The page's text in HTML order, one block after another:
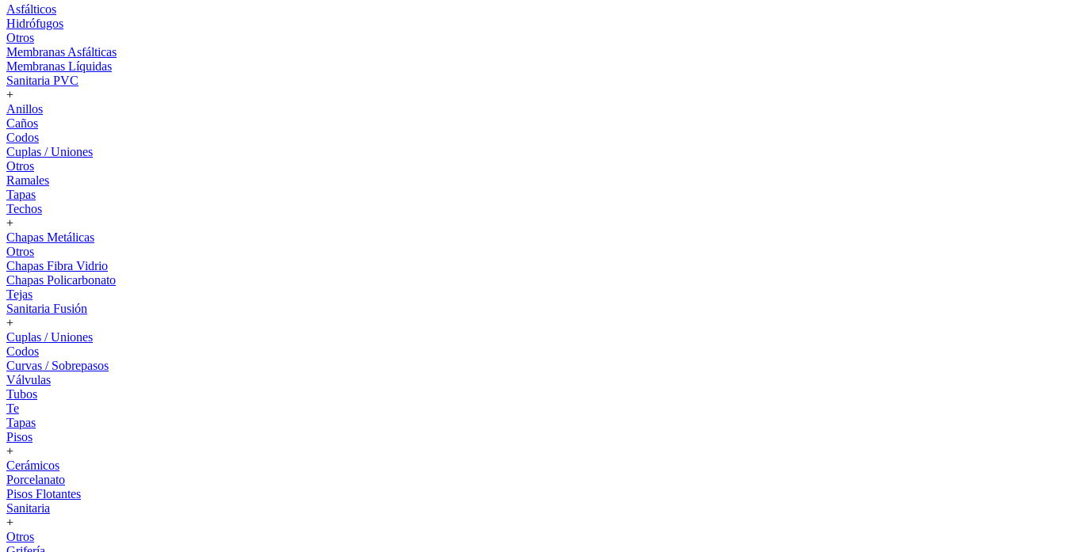
Asfálticos
Hidrófugos
Otros
Membranas Asfálticas
Membranas Líquidas
Sanitaria PVC
+
Anillos
Caños
Codos
Cuplas / Uniones
Otros
Ramales
Tapas
Techos
+
Chapas Metálicas
Otros
Chapas Fibra Vidrio
Chapas Policarbonato
Tejas
Sanitaria Fusión
+
Cuplas / Uniones
Codos
Curvas / Sobrepasos
Válvulas
Tubos
Te
Tapas
Pisos
+
Cerámicos
Porcelanato
Pisos Flotantes
Sanitaria
+
Otros